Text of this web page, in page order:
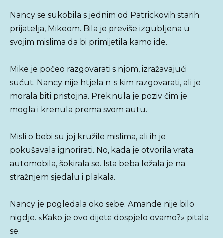
Nancy se sukobila s jednim od Patrickovih starih
prijatelja, Mikeom. Bila je previše izgubljena u
svojim mislima da bi primijetila kamo ide.
Mike je počeo razgovarati s njom, izražavajući
sućut. Nancy nije htjela ni s kim razgovarati, ali je
morala biti pristojna. Prekinula je poziv čim je
mogla i krenula prema svom autu.
Misli o bebi su joj kružile mislima, ali ih je
pokušavala ignorirati. No, kada je otvorila vrata
automobila, šokirala se. Ista beba ležala je na
stražnjem sjedalu i plakala.
Nancy je pogledala oko sebe. Amande nije bilo
nigdje. «Kako je ovo dijete dospjelo ovamo?» pitala
se.